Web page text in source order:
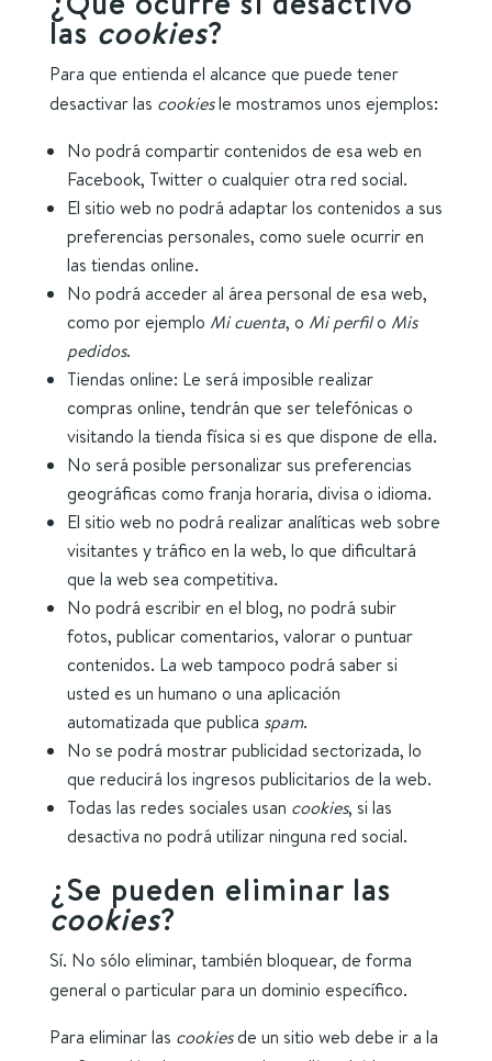
las cookies?
Para que entienda el alcance que puede tener
desactivar las cookiesle mostramos unos ejemplos:
No podrá compartir contenidos de esa web en
Facebook, Twitter o cualquier otra red social.
El sitio web no podrá adaptar los contenidos a sus
preferencias personales, como suele ocurrir en
las tiendas online.
No podrá acceder al área personal de esa web,
como por ejemplo Mi cuenta, o Mi perfilo Mis
pedidos.
Tiendas online: Le será imposible realizar
compras online, tendrán que ser telefónicas o
visitando la tienda física si es que dispone de ella.
No será posible personalizar sus preferencias
geográficas como franja horaria, divisa o idioma.
El sitio web no podrá realizar analíticas web sobre
visitantes y tráfico en la web, lo que dificultará
que la web sea competitiva.
No podrá escribir en el blog, no podrá subir
fotos, publicar comentarios, valorar o puntuar
contenidos. La web tampoco podrá saber si
usted es un humano o una aplicación
automatizada que publica spam.
No se podrá mostrar publicidad sectorizada, lo
que reducirá los ingresos publicitarios de la web.
Todas las redes sociales usan cookies, si las
desactiva no podrá utilizar ninguna red social.
¿Se pueden eliminar las
cookies?
Sí. No sólo eliminar, también bloquear, de forma
general o particular para un dominio específico.
Para eliminar las cookiesde un sitio web debe ir a la